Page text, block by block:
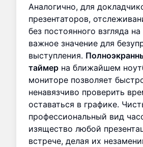
Аналогично, для
презентаторов,
без постоянного взгляда
важное значение для
выступления.
таймер на ближайшем
мониторе позволяет
ненавязчиво проверить
оставаться в графике.
профессиональный вид
изящество любой
встрече, делая их